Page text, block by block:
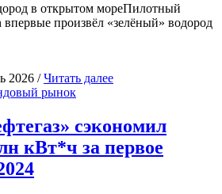
в открытом мореПилотный
впервые произвёл «зелёный» водород
2026 /Читать далее
рынок
сэкономил
кВт*ч за первое